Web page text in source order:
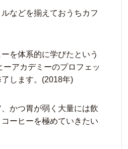
などを揃えておうちカフ
を体系的に学びたという
アカデミーのプロフェッ
します。(2018年)
かつ胃が弱く大量には飲
ーヒーを極めていきたい